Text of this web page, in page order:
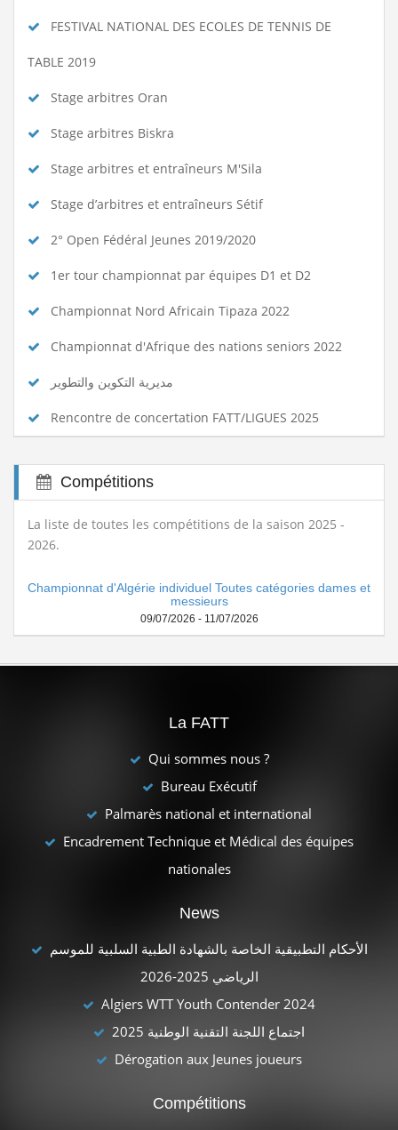
FESTIVAL NATIONAL DES ECOLES DE TENNIS DE
TABLE 2019
Stage arbitres Oran
Stage arbitres Biskra
Stage arbitres et entraîneurs M'Sila
Stage d’arbitres et entraîneurs Sétif
2° Open Fédéral Jeunes 2019/2020
1er tour championnat par équipes D1 et D2
Championnat Nord Africain Tipaza 2022
Championnat d'Afrique des nations seniors 2022
مديرية التكوين والتطوير
Rencontre de concertation FATT/LIGUES 2025
Compétitions
La liste de toutes les compétitions de la saison 2025 -
2026.
Championnat d'Algérie individuel Toutes catégories dames et
messieurs
09/07/2026 - 11/07/2026
La FATT
Qui sommes nous ?
Bureau Exécutif
Palmarès national et international
Encadrement Technique et Médical des équipes
nationales
News
الأحكام التطبيقية الخاصة بالشهادة الطبية السلبية للموسم
الرياضي 2025-2026
Algiers WTT Youth Contender 2024
اجتماع اللجنة التقنية الوطنية 2025
Dérogation aux Jeunes joueurs
Compétitions